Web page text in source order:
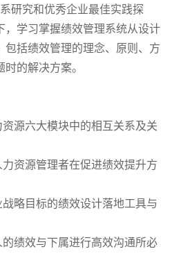
研究和优秀企业最佳实践探
学习掌握绩效管理系统从设计
括绩效管理的理念、原则、方
的解决方案。
源六大模块中的相互关系及关
资源管理者在促进绩效提升方
略目标的绩效设计落地工具与
绩效与下属进行高效沟通所必